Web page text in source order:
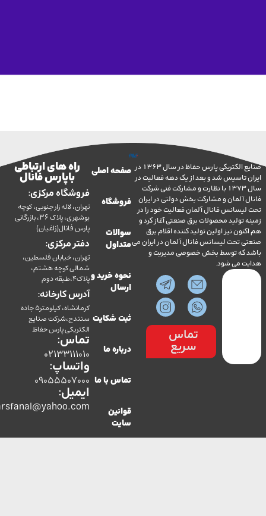
صنایع الکتریکی پارس حفاظ در سال 1363 در
شد و بعد از یک دهه فعالیت در
سال 1373 با نظارت و مشارکت فنی شرکت
و مشارکت بخش دولتی در ایران
فانال آلمان فعالیت خود را در
محصولات برق صنعتی آغاز کرد و
نیز اولین تولید کننده اقلام برق
لیسانس فانال آلمان در ایران می
توسط بخش خصوصی مدیریت و
می شود.
تماس
سریع
صفحه اصلی
فروشگاه
سوالات
متداول
نحوه خرید و
ثبت شکایت
درباره ما
تماس با ما
قوانین
راه های ارتباطی
با پارس فانال
فروشگاه مرکزی:
تهران، لاله زار جنوبی، کوچه
بوشهری، پلاک 36، بازرگانی
پارس فانال(زاغیان)
دفتر مرکزی:
تهران، خیابان فلسطین،
شمالی کوچه هشتم،
پلاک4،طبقه دوم
آدرس کارخانه:
کرمانشاه، کیلومتر5 جاده
سنندج،شرکت صنایع
الکتریکی پارس حفاظ
تماس:
02133111010
واتساپ:
09055507000
ایمیل:
co.parsfanal@yahoo.com